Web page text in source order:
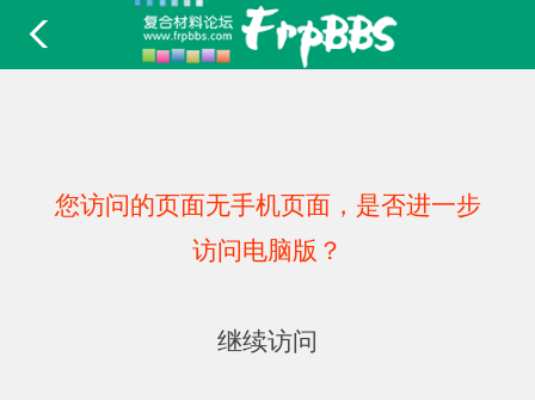
您访问的页面无手机页面，是否进一步
访问电脑版？
继续访问